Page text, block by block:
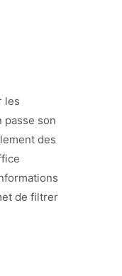
les
passe son
des
de filtrer